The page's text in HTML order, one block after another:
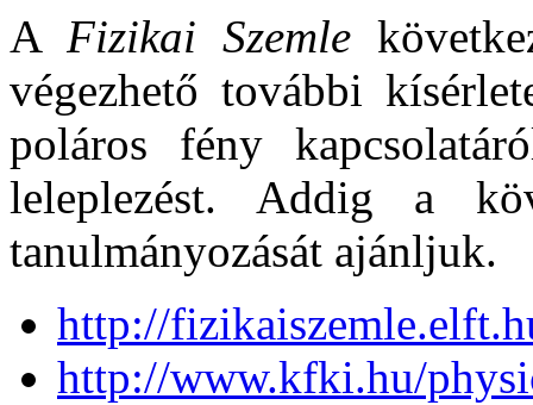
AFizikai Szemle
végezhető további
poláros fény
leleplezést. Addig a
tanulmányozását ajánljuk.
http://
http://www.kfki.hu/